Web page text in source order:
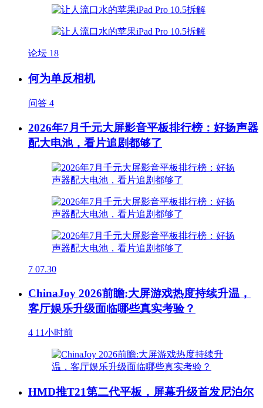
论坛 18
何为单反相机
问答 4
2026年7月千元大屏影音平板排行榜：好扬声器
配大电池，看片追剧都够了
7 07.30
ChinaJoy 2026前瞻:大屏游戏热度持续升温，
客厅娱乐升级面临哪些真实考验？
4 11小时前
HMD推T21第二代平板，屏幕升级首发尼泊尔